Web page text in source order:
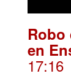
Robo
en
17:16